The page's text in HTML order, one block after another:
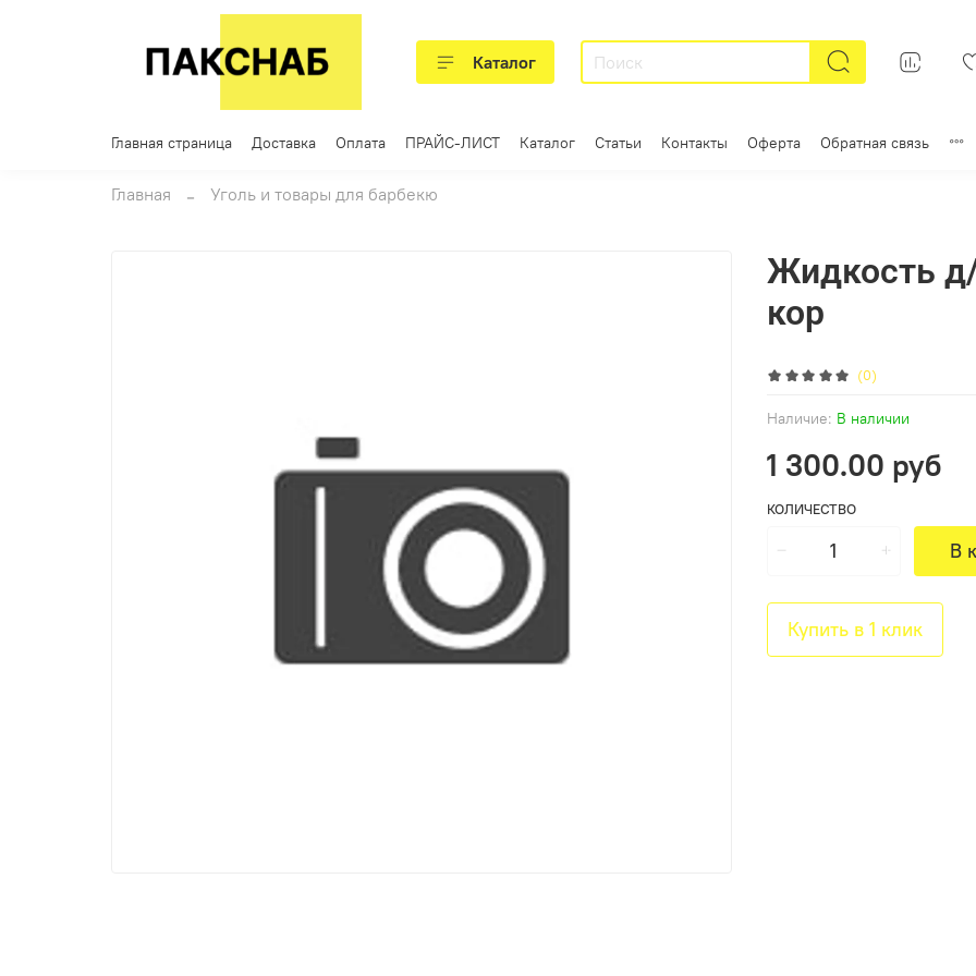
Каталог
Главная страница Доставка Оплата ПРАЙС-ЛИСТ Каталог Статьи Контакты Оферта Обратная связь
Главная Уголь и товары для барбекю
(0)
Наличие: В наличии
Жидкость
кор
1 300.00 руб
КОЛИЧЕСТВО
В
Купить в 1 клик